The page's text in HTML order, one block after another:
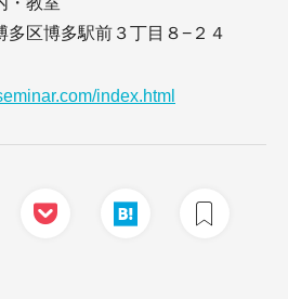
多区博多駅前３丁目８−２４
index.html